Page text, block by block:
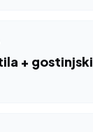
+ gostinjski